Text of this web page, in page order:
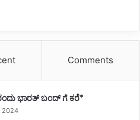
Comments
ಭಾರತ್‌ ಬಂದ್‌ ಗೆ ಕರೆ*
2024